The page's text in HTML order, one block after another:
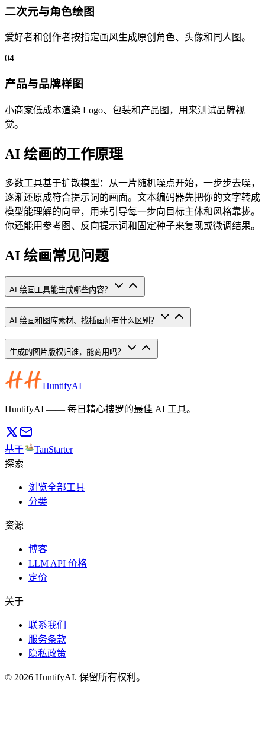
二次元与角色绘图
爱好者和创作者按指定画风生成原创角色、头像和同人图。
04
产品与品牌样图
小商家低成本渲染 Logo、包装和产品图，用来测试品牌视
觉。
AI 绘画的工作原理
多数工具基于扩散模型：从一片随机噪点开始，一步步去噪，
逐渐还原成符合提示词的画面。文本编码器先把你的文字转成
模型能理解的向量，用来引导每一步向目标主体和风格靠拢。
你还能用参考图、反向提示词和固定种子来复现或微调结果。
AI 绘画常见问题
AI 绘画工具能生成哪些内容？
AI 绘画和图库素材、找插画师有什么区别？
生成的图片版权归谁，能商用吗？
HuntifyAI
HuntifyAI —— 每日精心搜罗的最佳 AI 工具。
基于
TanStarter
探索
浏览全部工具
分类
资源
博客
LLM API 价格
定价
关于
联系我们
服务条款
隐私政策
© 2026 HuntifyAI. 保留所有权利。